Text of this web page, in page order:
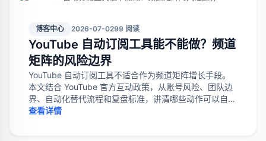
博客中心 2026-07-0299 阅读
YouTube 自动订阅工具能不能做？频道
矩阵的风险边界
YouTube 自动订阅工具不适合作为频道矩阵增长手段。
本文结合 YouTube 官方互动政策，从账号风险、团队边
界、自动化替代流程和复盘标准，讲清哪些动作可以自动
化，哪些动作应停止。
查看详情